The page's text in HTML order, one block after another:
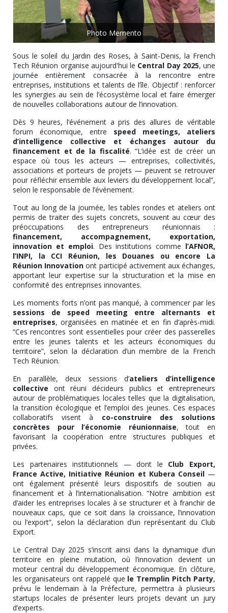
Photo Memento
Sous le soleil du Jardin des Roses, à Saint-Denis, la French
Tech Réunion organise aujourd'hui le Central Day 2025, une
journée entièrement consacrée à la rencontre entre
entreprises, institutions et talents de l’île. Objectif : renforcer
les synergies au sein de l’écosystème local et faire émerger
de nouvelles collaborations autour de l’innovation.
Dès 9 heures, l’événement a pris des allures de véritable
forum économique, entre speed meetings, ateliers
d’intelligence collective et échanges autour du
financement et de la fiscalité. “L’idée est de créer un
espace où tous les acteurs — entreprises, collectivités,
associations et porteurs de projets — peuvent se retrouver
pour réfléchir ensemble aux leviers du développement local”,
selon le responsable de l’événement.
Tout au long de la journée, les tables rondes et ateliers ont
permis de traiter des sujets concrets, souvent au cœur des
préoccupations des entrepreneurs réunionnais :
financement, accompagnement, exportation,
innovation et emploi. Des institutions comme l’AFNOR,
l’INPI, la CCI Réunion, les Douanes ou encore La
Réunion Innovation ont participé activement aux échanges,
apportant leur expertise sur la structuration et la mise en
conformité des entreprises innovantes.
Les moments forts n’ont pas manqué, à commencer par les
sessions de speed meeting entre alternants et
entreprises, organisées en matinée et en fin d’après-midi.
“Ces rencontres sont essentielles pour créer des passerelles
entre les jeunes talents et les acteurs économiques du
territoire”, selon la déclaration d’un membre de la French
Tech Réunion.
En parallèle, deux sessions d’ateliers d’intelligence
collective ont réuni décideurs publics et entrepreneurs
autour de problématiques locales telles que la digitalisation,
la transition écologique et l’emploi des jeunes. Ces espaces
collaboratifs visent à co-construire des solutions
concrètes pour l’économie réunionnaise, tout en
favorisant la coopération entre structures publiques et
privées.
Les partenaires institutionnels — dont le Club Export,
France Active, Initiative Réunion et Kubera Conseil—
ont également présenté leurs dispositifs de soutien au
financement et à l’internationalisation. “Notre ambition est
d’aider les entreprises locales à se structurer et à franchir de
nouveaux caps, que ce soit dans la croissance, l’innovation
ou l’export”, selon la déclaration d’un représentant du Club
Export.
Le Central Day 2025 s’inscrit ainsi dans la dynamique d’un
territoire en pleine mutation, où l’innovation devient un
moteur central du développement économique. En clôture,
les organisateurs ont rappelé que le Tremplin Pitch Party,
prévu le lendemain à la Préfecture, permettra à plusieurs
startups locales de présenter leurs projets devant un jury
d’experts.